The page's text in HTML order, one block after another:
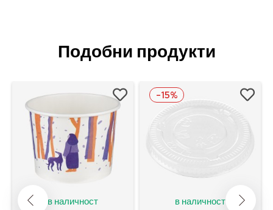
Подобни продукти
в наличност в наличност
-15%